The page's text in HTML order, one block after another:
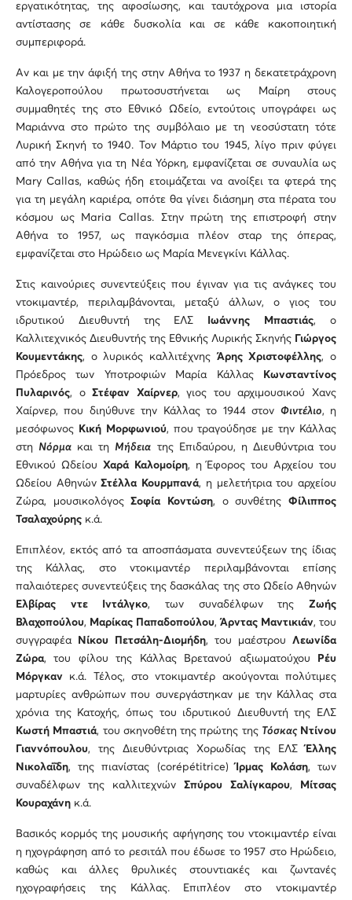
εργατικότητας, της αφοσίωσης, και ταυτόχρονα μια ιστορία
αντίστασης σε κάθε δυσκολία και σε κάθε κακοποιητική
συμπεριφορά.
Αν και με την άφιξή της στην Αθήνα το 1937 η δεκατετράχρονη
Καλογεροπούλου πρωτοσυστήνεται ως Μαίρη στους
συμμαθητές της στο Εθνικό Ωδείο, εντούτοις υπογράφει ως
Μαριάννα στο πρώτο της συμβόλαιο με τη νεοσύστατη τότε
Λυρική Σκηνή το 1940. Τον Μάρτιο του 1945, λίγο πριν φύγει
από την Αθήνα για τη Νέα Υόρκη, εμφανίζεται σε συναυλία ως
Mary Callas, καθώς ήδη ετοιμάζεται να ανοίξει τα φτερά της
για τη μεγάλη καριέρα, οπότε θα γίνει διάσημη στα πέρατα του
κόσμου ως Maria Callas. Στην πρώτη της επιστροφή στην
Αθήνα το 1957, ως παγκόσμια πλέον σταρ της όπερας,
εμφανίζεται στο Ηρώδειο ως Μαρία Μενεγκίνι Κάλλας.
Στις καινούριες συνεντεύξεις που έγιναν για τις ανάγκες του
ντοκιμαντέρ, περιλαμβάνονται, μεταξύ άλλων, ο γιος του
ιδρυτικού Διευθυντή της ΕΛΣ
Ιωάννης Μπαστιάς, ο
Καλλιτεχνικός Διευθυντής της Εθνικής Λυρικής Σκηνής Γιώργος
Κουμεντάκης, ο λυρικός καλλιτέχνηςΆρης Χριστοφέλλης, ο
Πρόεδρος των Υποτροφιών Μαρία Κάλλας
Κωνσταντίνος
Πυλαρινός, οΣτέφαν Χαίρνερ, γιος του αρχιμουσικού Χανς
Χαίρνερ, που διηύθυνε την Κάλλας το 1944 στον Φιντέλιο, η
μεσόφωνος
Κική Μορφωνιού, που τραγούδησε με την Κάλλας
στη Νόρμα και τη Μήδεια της Επιδαύρου, η Διευθύντρια του
Εθνικού Ωδείου Χαρά Καλομοίρη, η Έφορος του Αρχείου του
Ωδείου ΑθηνώνΣτέλλα Κουρμπανά, η μελετήτρια του αρχείου
Ζώρα, μουσικολόγοςΣοφία Κοντώση, ο συνθέτηςΦίλιππος
Τσαλαχούρης κ.ά.
Επιπλέον, εκτός από τα αποσπάσματα συνεντεύξεων της ίδιας
της Κάλλας, στο ντοκιμαντέρ περιλαμβάνονται επίσης
παλαιότερες συνεντεύξεις της δασκάλας της στο Ωδείο Αθηνών
Ελβίρας ντε Ιντάλγκο, των συναδέλφων τηςΖωής
Βλαχοπούλου, Μαρίκας Παπαδοπούλου,Άρντας Μαντικιάν, του
συγγραφέα
Νίκου Πετσάλη-Διομήδη, του μαέστρου Λεωνίδα
Ζώρα, του φίλου της Κάλλας Βρετανού αξιωματούχου
Ρέυ
Μόργκαν κ.ά. Τέλος, στο ντοκιμαντέρ ακούγονται πολύτιμες
μαρτυρίες ανθρώπων που συνεργάστηκαν με την Κάλλας στα
χρόνια της Κατοχής, όπως του ιδρυτικού Διευθυντή της ΕΛΣ
Κωστή Μπαστιά, του σκηνοθέτη της πρώτης της Τόσκας Ντίνου
Γιαννόπουλου, της Διευθύντριας Χορωδίας της ΕΛΣ Έλλης
Νικολαΐδη, της πιανίστας (corépétitrice)Ίρμας Κολάση, των
συναδέλφων της καλλιτεχνών Σπύρου Σαλίγκαρου,
Μίτσας
Κουραχάνη κ.ά.
Βασικός κορμός της μουσικής αφήγησης του ντοκιμαντέρ είναι
η ηχογράφηση από το ρεσιτάλ που έδωσε το 1957 στο Ηρώδειο,
καθώς και άλλες θρυλικές στουντιακές και ζωντανές
ηχογραφήσεις της Κάλλας. Επιπλέον στο ντοκιμαντέρ